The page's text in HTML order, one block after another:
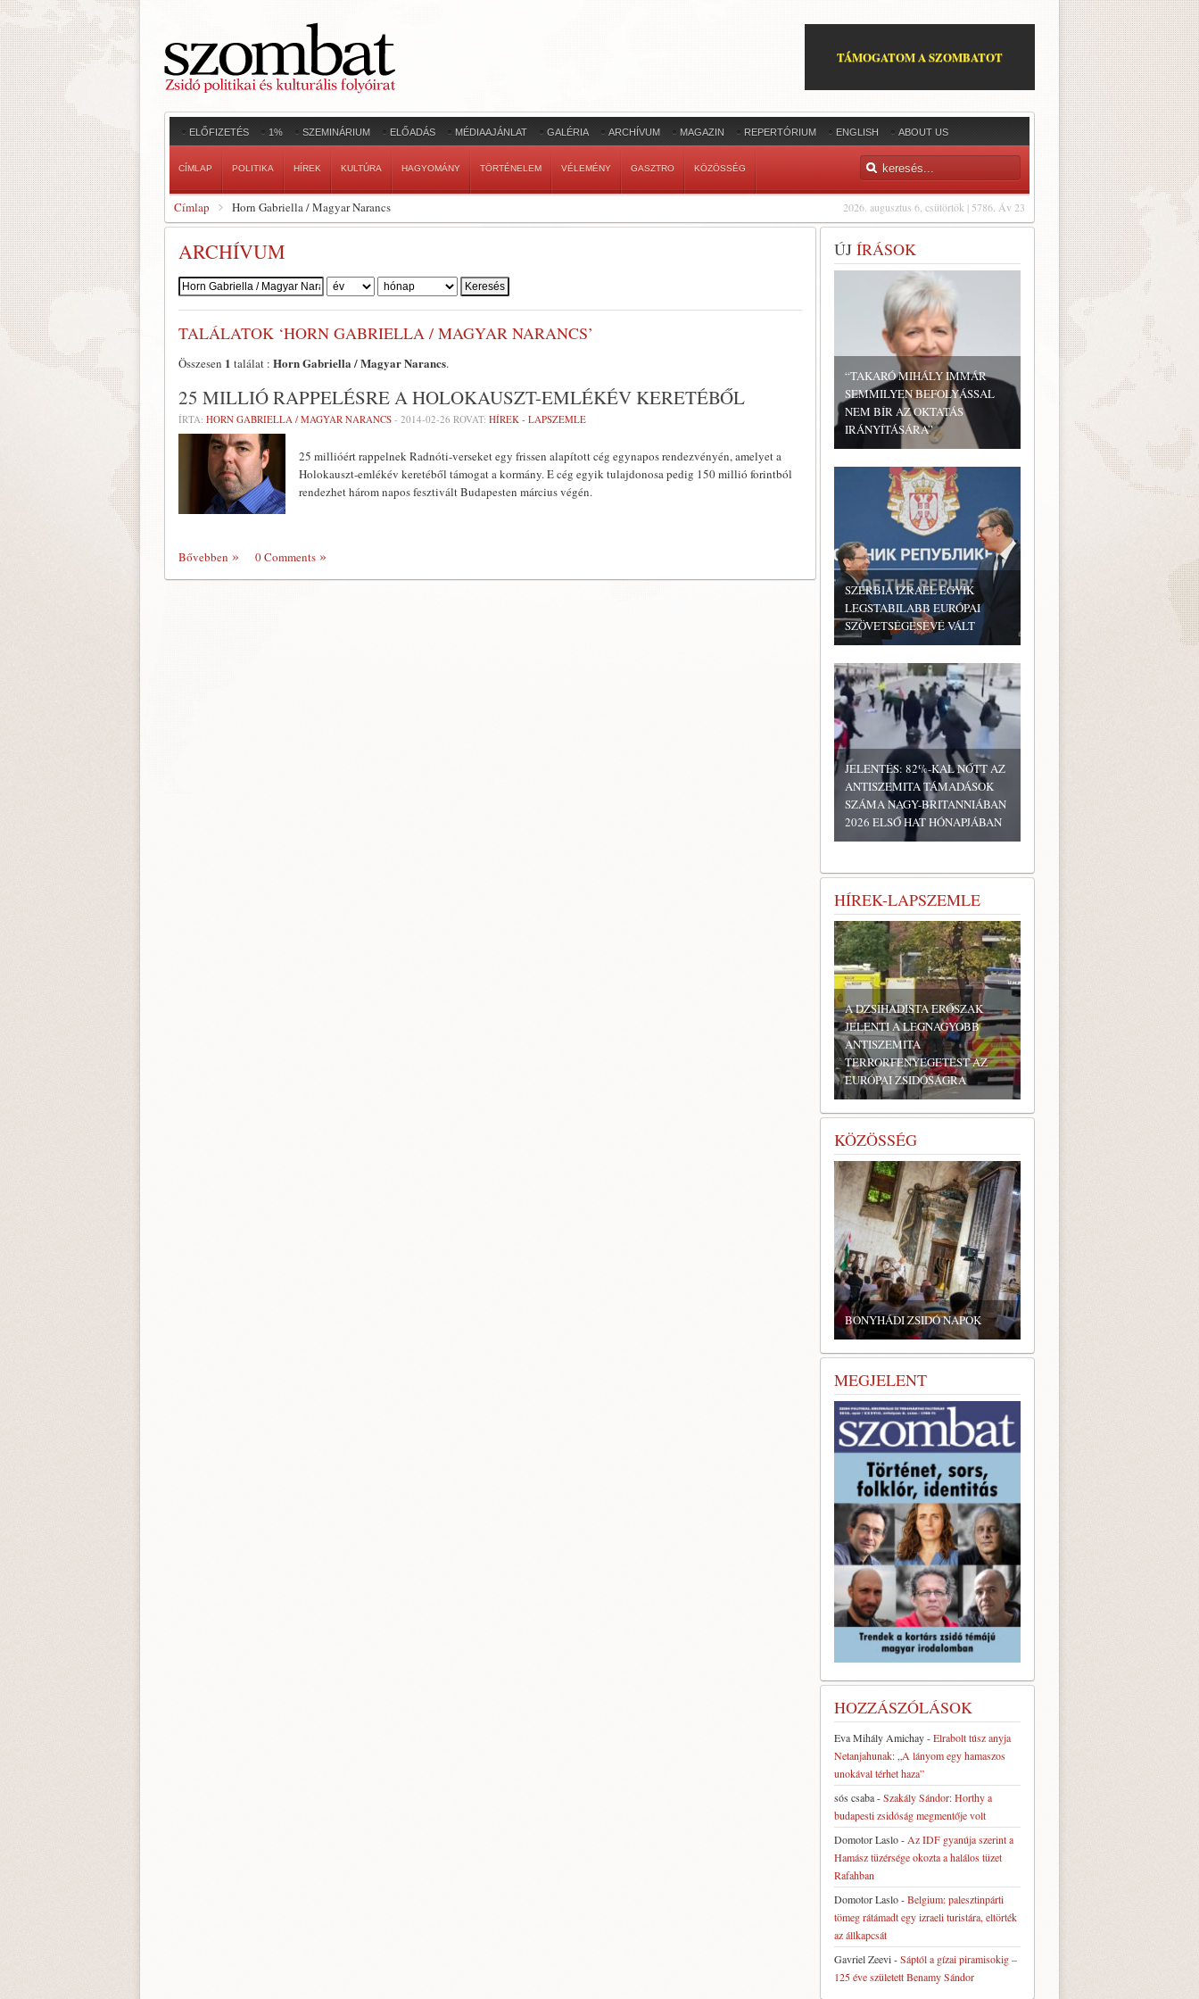
TÁMOGATOM A SZOMBATOT
ELŐFIZETÉS 1% SZEMINÁRIUM ELŐADÁS MÉDIAAJÁNLAT GALÉRIA ARCHÍVUM MAGAZIN REPERTÓRIUM ENGLISH ABOUT US
CÍMLAP POLITIKA HÍREK KULTÚRA HAGYOMÁNY TÖRTÉNELEM VÉLEMÉNY GASZTRO KÖZÖSSÉG
2026. augusztus 6, csütörtök | 5786. Áv 23
Címlap Horn Gabriella / Magyar Narancs
ARCHÍVUM
Szerző:
TALÁLATOK ‘HORN GABRIELLA / MAGYAR NARANCS’
Összesen 1 találat : Horn Gabriella / Magyar Narancs.
25 MILLIÓ RAPPELÉSRE A HOLOKAUSZT-EMLÉKÉV KERETÉBŐL
ÍRTA: HORN GABRIELLA / MAGYAR NARANCS - 2014-02-26 ROVAT: HÍREK - LAPSZEMLE
25 millióért rappelnek Radnóti-verseket egy frissen alapított cég egynapos rendezvényén, amelyet a
Holokauszt-emlékév keretéből támogat a kormány. E cég egyik tulajdonosa pedig 150 millió forintból
rendezhet három napos fesztivált Budapesten március végén.
Bővebben 0 Comments
ÚJ ÍRÁSOK
“TAKARÓ MIHÁLY IMMÁR
SEMMILYEN BEFOLYÁSSAL
NEM BÍR AZ OKTATÁS
IRÁNYÍTÁSÁRA”
SZERBIA IZRAEL EGYIK
LEGSTABILABB EURÓPAI
SZÖVETSÉGESÉVÉ VÁLT
JELENTÉS: 82%-KAL NŐTT AZ
ANTISZEMITA TÁMADÁSOK
SZÁMA NAGY-BRITANNIÁBAN
2026 ELSŐ HAT HÓNAPJÁBAN
HÍREK-LAPSZEMLE
A DZSIHADISTA ERŐSZAK
JELENTI A LEGNAGYOBB
ANTISZEMITA
TERRORFENYEGETÉST AZ
EURÓPAI ZSIDÓSÁGRA
KÖZÖSSÉG
BONYHÁDI ZSIDÓ NAPOK
MEGJELENT
HOZZÁSZÓLÁSOK
Eva Mihály Amichay-Elrabolt túsz anyja
Netanjahunak: „A lányom egy hamaszos
unokával térhet haza”
sós csaba-Szakály Sándor: Horthy a
budapesti zsidóság megmentője volt
Domotor Laslo- Az IDF gyanúja szerint a
Hamász tüzérsége okozta a halálos tüzet
Rafahban
Domotor Laslo-Belgium: palesztinpárti
tömeg rátámadt egy izraeli turistára, eltörték
az állkapcsát
Gavriel Zeevi-Sáptól a gízai piramisokig –
125 éve született Benamy Sándor